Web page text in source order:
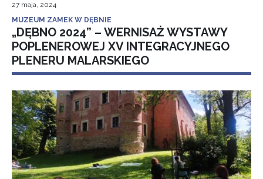
27 maja, 2024
MUZEUM ZAMEK W DĘBNIE
„DĘBNO 2024” – WERNISAŻ WYSTAWY
POPLENEROWEJ XV INTEGRACYJNEGO
PLENERU MALARSKIEGO